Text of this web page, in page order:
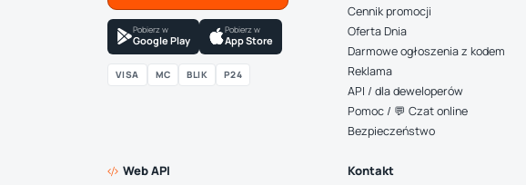
Pobierz w
Google Play
Pobierz w
App Store
VISA MC BLIK P24
Cennik promocji
Oferta Dnia
Darmowe ogłoszenia z kodem
Reklama
API / dla deweloperów
Pomoc / 💬 Czat online
Bezpieczeństwo
Web API Kontakt